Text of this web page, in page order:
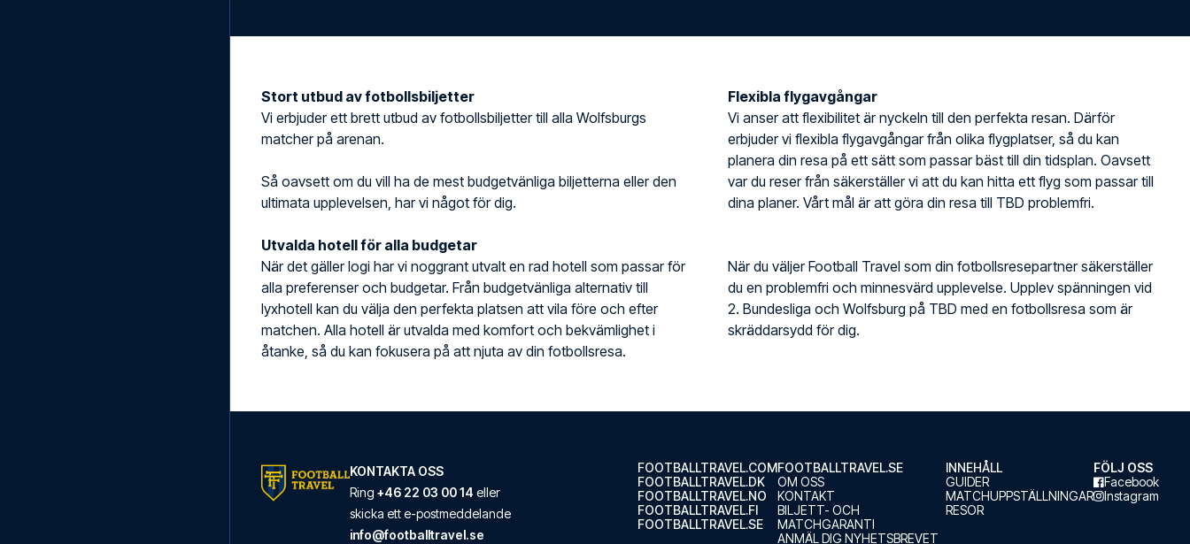
Stort utbud av fotbollsbiljetter
Vi erbjuder ett brett utbud av fotbollsbiljetter till alla Wolfsburgs
matcher på arenan.
Så oavsett om du vill ha de mest budgetvänliga biljetterna eller den
ultimata upplevelsen, har vi något för dig.
Utvalda hotell för alla budgetar
När det gäller logi har vi noggrant utvalt en rad hotell som passar för
alla preferenser och budgetar. Från budgetvänliga alternativ till
lyxhotell kan du välja den perfekta platsen att vila före och efter
matchen. Alla hotell är utvalda med komfort och bekvämlighet i
åtanke, så du kan fokusera på att njuta av din fotbollsresa.
Flexibla flygavgångar
Vi anser att flexibilitet är nyckeln till den perfekta resan. Därför
erbjuder vi flexibla flygavgångar från olika flygplatser, så du kan
planera din resa på ett sätt som passar bäst till din tidsplan. Oavsett
var du reser från säkerställer vi att du kan hitta ett flyg som passar till
dina planer. Vårt mål är att göra din resa till TBD problemfri.
När du väljer Football Travel som din fotbollsresepartner säkerställer
du en problemfri och minnesvärd upplevelse. Upplev spänningen vid
2. Bundesliga och Wolfsburg på TBD med en fotbollsresa som är
skräddarsydd för dig.
KONTAKTA OSS
Ring +46 22 03 00 14 eller
skicka ett e-postmeddelande
info@footballtravel.se
FOOTBALLTRAVEL.COM
FOOTBALLTRAVEL.DK
FOOTBALLTRAVEL.NO
FOOTBALLTRAVEL.FI
FOOTBALLTRAVEL.SE
FOOTBALLTRAVEL.SE
OM OSS
KONTAKT
BILJETT- OCH
MATCHGARANTI
ANMÄL DIG NYHETSBREVET
INNEHÅLL
GUIDER
MATCHUPPSTÄLLNINGAR
RESOR
FÖLJ OSS
Facebook
Instagram